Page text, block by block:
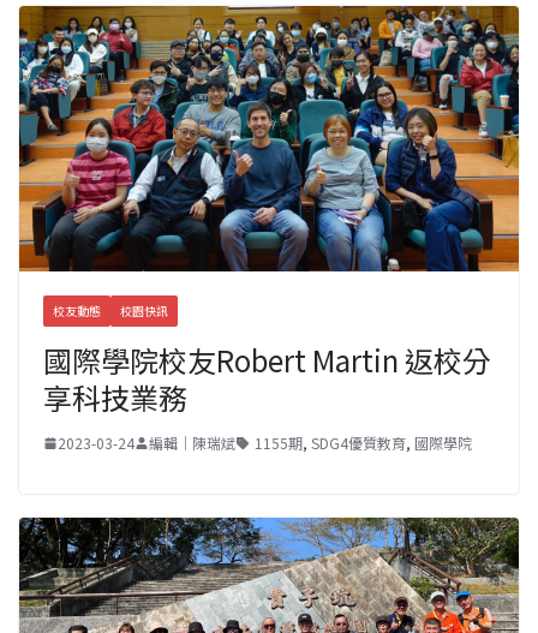
校友動態 校園快訊
國際學院校友Robert Martin 返校分
享科技業務
2023-03-24 編輯｜陳瑞斌 1155期, SDG4優質教育, 國際學院